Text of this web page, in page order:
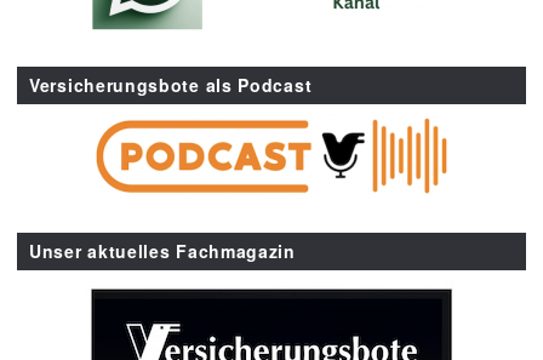
Versicherungsbote als Podcast
Unser aktuelles Fachmagazin